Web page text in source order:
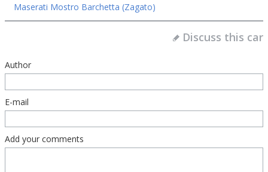
Maserati Mostro Barchetta (Zagato)
Discuss this car
Author
E-mail
Add your comments